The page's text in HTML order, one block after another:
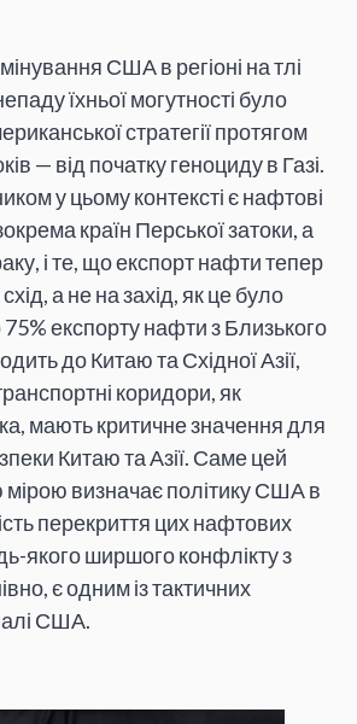
США в регіоні на тлі
їхньої могутності було
стратегії протягом
— від початку геноциду в Газі.
у цьому контексті є нафтові
країн Перської затоки, а
і те, що експорт нафти тепер
а не на захід, як це було
експорту нафти з Близького
до Китаю та Східної Азії,
коридори, як
мають критичне значення для
Китаю та Азії. Саме цей
визначає політику США в
перекриття цих нафтових
якого ширшого конфлікту з
є одним із тактичних
США.